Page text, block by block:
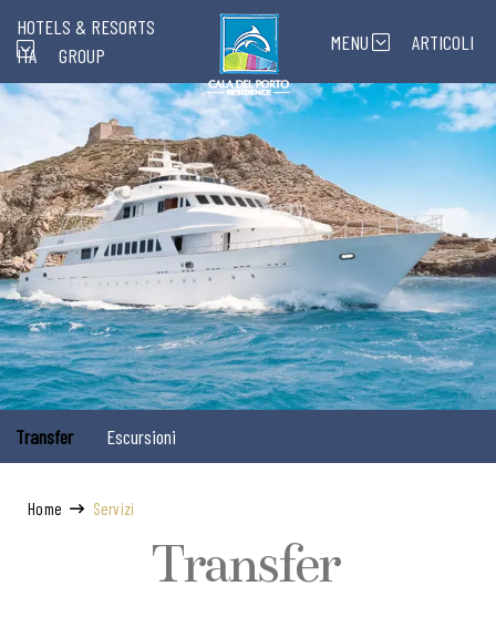
ITA GROUP
HOTELS & RESORTS
MENU ARTICOLI
Home Servizi
Transfer Escursioni
Transfer